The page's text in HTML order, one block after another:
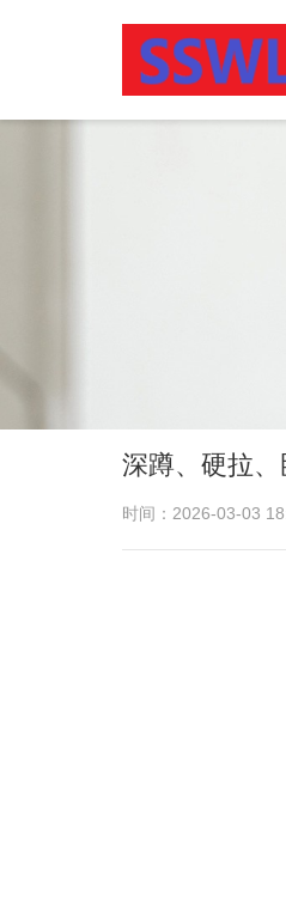
深蹲、硬拉
时间：2026-03-03